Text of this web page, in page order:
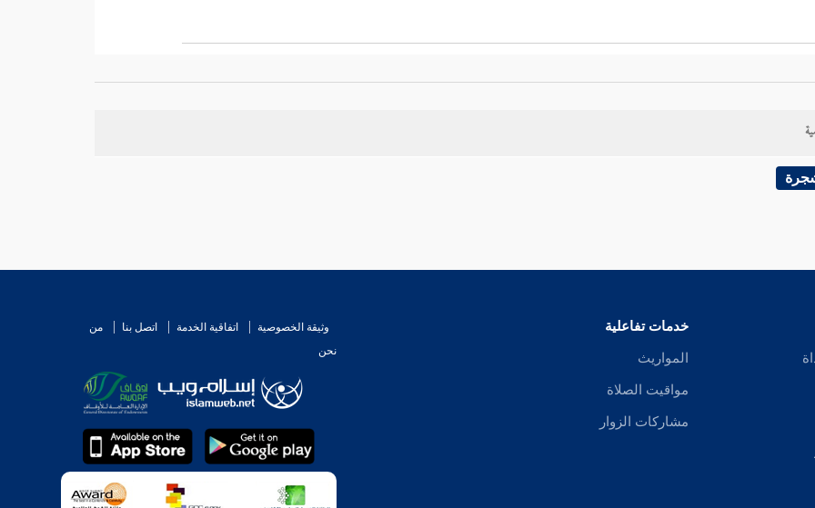
خدمات تفاعلية
المواريث
مواقيت الصلاة
مشاركات الزوار
وثيقة الخصوصية اتفاقية الخدمة اتصل بنا
من
نحن